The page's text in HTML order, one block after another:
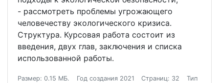
- рассмотреть проблемы угрожающего
человечеству экологического кризиса.
Структура. Курсовая работа состоит из
введения, двух глав, заключения и списка
использованной работы.
Размер: 0.15 МБ. Год создания 2021 Страниц: 32
Тип